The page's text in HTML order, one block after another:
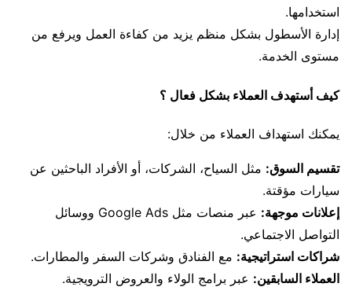
استخدامها.
إدارة الأسطول بشكل منظم يزيد من كفاءة العمل ويرفع من
مستوى الخدمة.
كيف أستهدف العملاء بشكل فعال ؟
يمكنك استهداف العملاء من خلال:
تقسيم السوق: مثل السياح، الشركات، أو الأفراد الباحثين عن
سيارات مؤقتة.
إعلانات موجهة:
عبر منصات مثل Google Ads ووسائل
التواصل الاجتماعي.
شراكات استراتيجية: مع الفنادق وشركات السفر والمطارات.
العملاء السابقين: عبر برامج الولاء والعروض الترويجية.